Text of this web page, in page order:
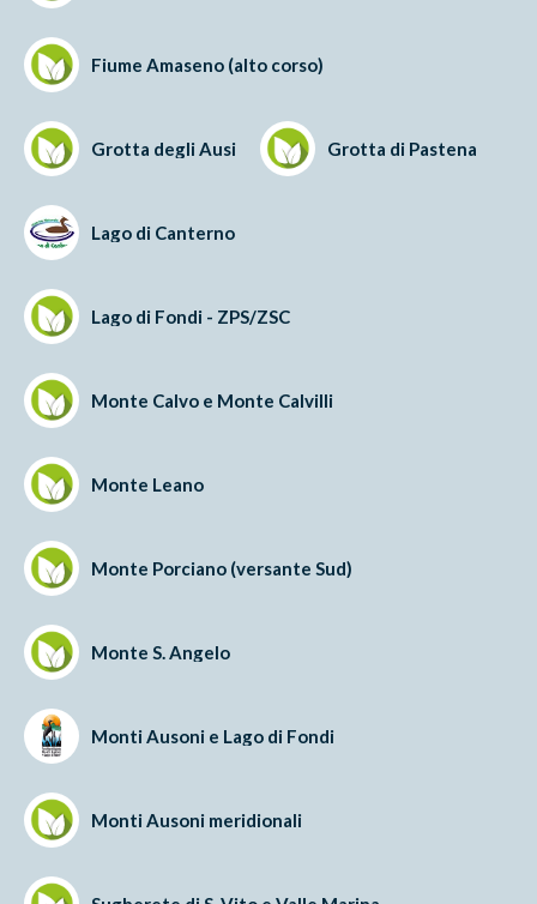
Fiume Amaseno (alto corso)
Grotta degli Ausi Grotta di Pastena
Lago di Canterno
Lago di Fondi - ZPS/ZSC
Monte Calvo e Monte Calvilli
Monte Leano
Monte Porciano (versante Sud)
Monte S. Angelo
Monti Ausoni e Lago di Fondi
Monti Ausoni meridionali